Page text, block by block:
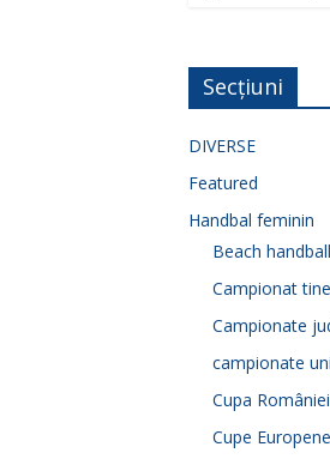
Secțiuni
DIVERSE
Featured
Handbal feminin
Beach handball
Campionat
Campionate
campionate
Cupa României
Cupe Europene